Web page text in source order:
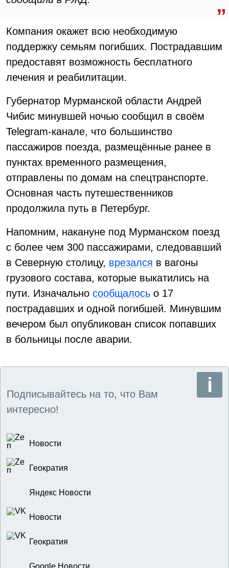
Компания окажет всю необходимую
поддержку семьям погибших. Пострадавшим
предоставят возможность бесплатного
лечения и реабилитации.
Губернатор Мурманской области Андрей
Чибис минувшей ночью сообщил в своём
Telegram-канале, что большинство
пассажиров поезда, размещённые ранее в
пунктах временного размещения,
отправлены по домам на спецтранспорте.
Основная часть путешественников
продолжила путь в Петербург.
Напомним, накануне под Мурманском поезд
с более чем 300 пассажирами, следовавший
в Северную столицу, врезался в вагоны
грузового состава, которые выкатились на
пути. Изначально сообщалось о 17
пострадавших и одной погибшей. Минувшим
вечером был опубликован список попавших
в больницы после аварии.
Подписывайтесь на то, что Вам
интересно!
Новости
Геократия
Яндекс Новости
Новости
Геократия
Google Новости